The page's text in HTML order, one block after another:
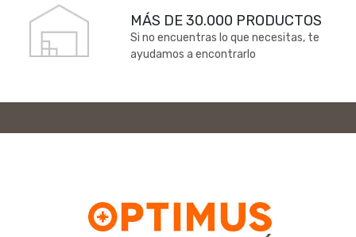
MÁS DE 30.000 PRODUCTOS
Si no encuentras lo que necesitas, te
ayudamos a encontrarlo